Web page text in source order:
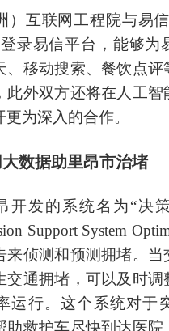
）互联网工程院与易
录易信平台，能够为
、移动搜索、餐饮点评
此外双方还将在人工智
为深入的合作。
数据助里昂市治堵
开发的系统名为“决
Support System
来侦测和预测拥堵。当
交通拥堵，可以及时调
运行。这个系统对于
助救护车尽快到达医